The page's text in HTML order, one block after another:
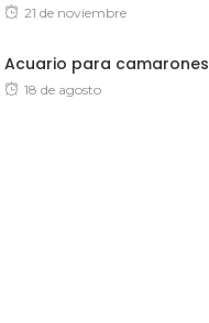
Posted
21 de noviembre
Acuario para camarones
Posted
18 de agosto